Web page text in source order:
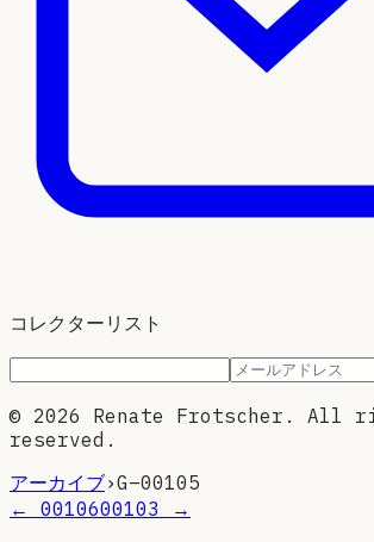
コレクターリスト
© 2026 Renate Frotscher. All
reserved.
アーカイブ›G–00105
← 0010600103 →